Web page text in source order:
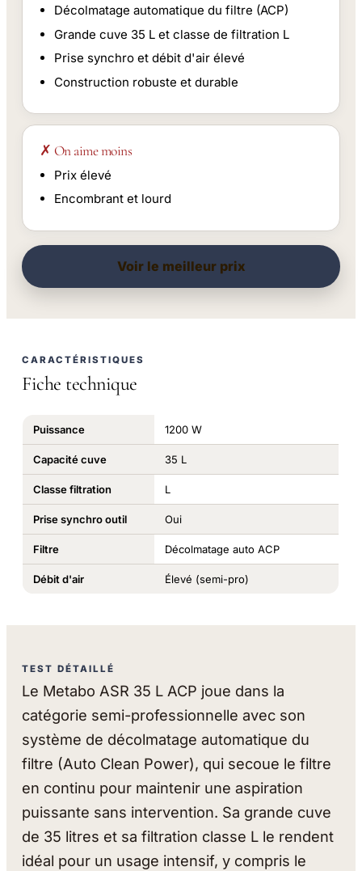
Décolmatage automatique du filtre (ACP)
Grande cuve 35 L et classe de filtration L
Prise synchro et débit d'air élevé
Construction robuste et durable
✗ On aime moins
Prix élevé
Encombrant et lourd
Voir le meilleur prix
CARACTÉRISTIQUES
Fiche technique
Puissance 1200 W
Capacité cuve 35 L
Classe filtration L
Prise synchro outil Oui
Filtre Décolmatage auto ACP
Débit d'air Élevé (semi-pro)
TEST DÉTAILLÉ
Le Metabo ASR 35 L ACP joue dans la
catégorie semi-professionnelle avec son
système de décolmatage automatique du
filtre (Auto Clean Power), qui secoue le filtre
en continu pour maintenir une aspiration
puissante sans intervention. Sa grande cuve
de 35 litres et sa filtration classe L le rendent
idéal pour un usage intensif, y compris le